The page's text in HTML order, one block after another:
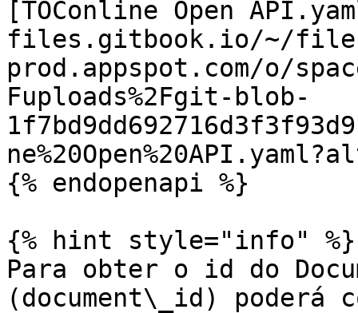
[TOConline Open
files.gitbook.io/~/
prod.appspot.com/o/
Fuploads%2Fgit-blob-
{% endopenapi %}
{% hint style="info" %}
Para obter o id do
(document\_id) poderá